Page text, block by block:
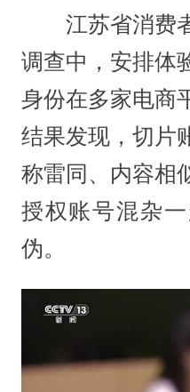
江苏省消费者
调查中，安排体
身份在多家电商
结果发现，切片
称雷同、内容相
授权账号混杂
伪。